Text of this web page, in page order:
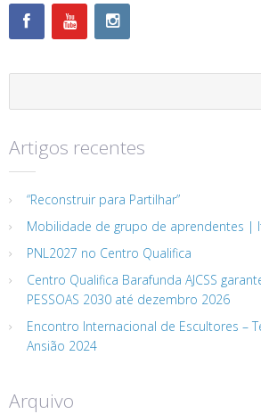
Artigos recentes
“Reconstruir para Partilhar”
Mobilidade de grupo de aprendentes |
PNL2027 no Centro Qualifica
Centro Qualifica Barafunda AJCSS
PESSOAS 2030 até dezembro 2026
Encontro Internacional de Escultores –
Ansião 2024
Arquivo